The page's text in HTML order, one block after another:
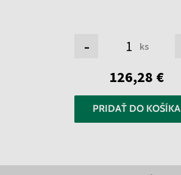
- ks
126,28 €
PRIDAŤ DO KOŠÍKA